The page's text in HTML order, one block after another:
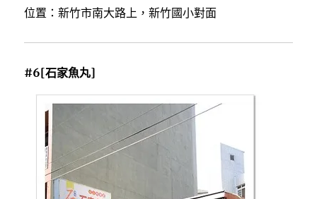
位置：新竹市南大路上，新竹國小對面
#6[石家魚丸]